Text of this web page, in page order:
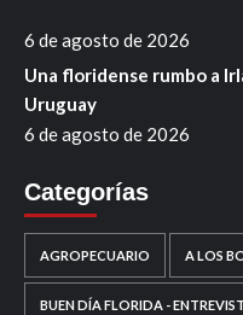
6 de agosto de 2026
Una floridense rumbo a
Uruguay
6 de agosto de 2026
Categorías
AGROPECUARIO A LOS
BUEN DÍA FLORIDA -